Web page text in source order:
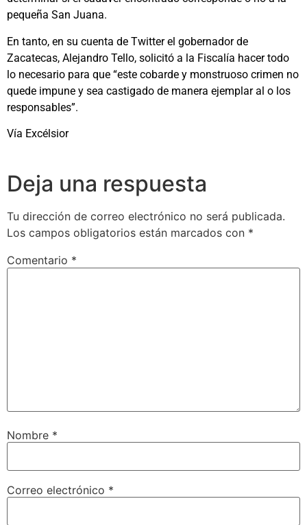
pequeña San Juana.
En tanto, en su cuenta de Twitter el gobernador de
Zacatecas, Alejandro Tello, solicitó a la Fiscalía hacer todo
lo necesario para que “este cobarde y monstruoso crimen no
quede impune y sea castigado de manera ejemplar al o los
responsables”.
Vía Excélsior
Deja una respuesta
Tu dirección de correo electrónico no será publicada.
Los campos obligatorios están marcados con *
Comentario *
Nombre *
Correo electrónico *